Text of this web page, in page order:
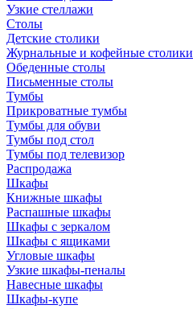
Узкие стеллажи
Столы
Детские столики
Журнальные и кофейные столики
Обеденные столы
Письменные столы
Тумбы
Прикроватные тумбы
Тумбы для обуви
Тумбы под стол
Тумбы под телевизор
Распродажа
Шкафы
Книжные шкафы
Распашные шкафы
Шкафы с зеркалом
Шкафы с ящиками
Угловые шкафы
Узкие шкафы-пеналы
Навесные шкафы
Шкафы-купе